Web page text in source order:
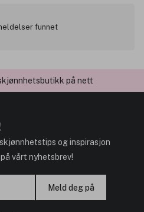
funnet
på nett
og inspirasjon
vårt nyhetsbrev!
Meld deg på